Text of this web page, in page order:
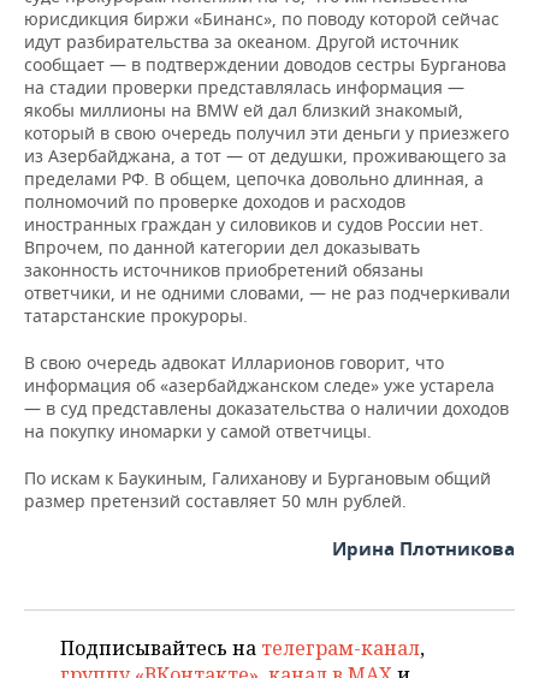
юрисдикция биржи «Бинанс», по поводу которой сейчас
идут разбирательства за океаном. Другой источник
сообщает — в подтверждении доводов сестры Бурганова
на стадии проверки представлялась информация —
якобы миллионы на BMW ей дал близкий знакомый,
который в свою очередь получил эти деньги у приезжего
из Азербайджана, а тот — от дедушки, проживающего за
пределами РФ. В общем, цепочка довольно длинная, а
полномочий по проверке доходов и расходов
иностранных граждан у силовиков и судов России нет.
Впрочем, по данной категории дел доказывать
законность источников приобретений обязаны
ответчики, и не одними словами, — не раз подчеркивали
татарстанские прокуроры.
В свою очередь адвокат Илларионов говорит, что
информация об «азербайджанском следе» уже устарела
— в суд представлены доказательства о наличии доходов
на покупку иномарки у самой ответчицы.
По искам к Баукиным, Галиханову и Бургановым общий
размер претензий составляет 50 млн рублей.
Ирина Плотникова
Подписывайтесь на телеграм-канал,